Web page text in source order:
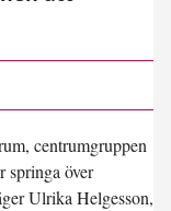
centrumgruppen
springa över
Ulrika Helgesson,